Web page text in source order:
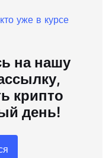
уже в курсе
на нашу
крипто
день!